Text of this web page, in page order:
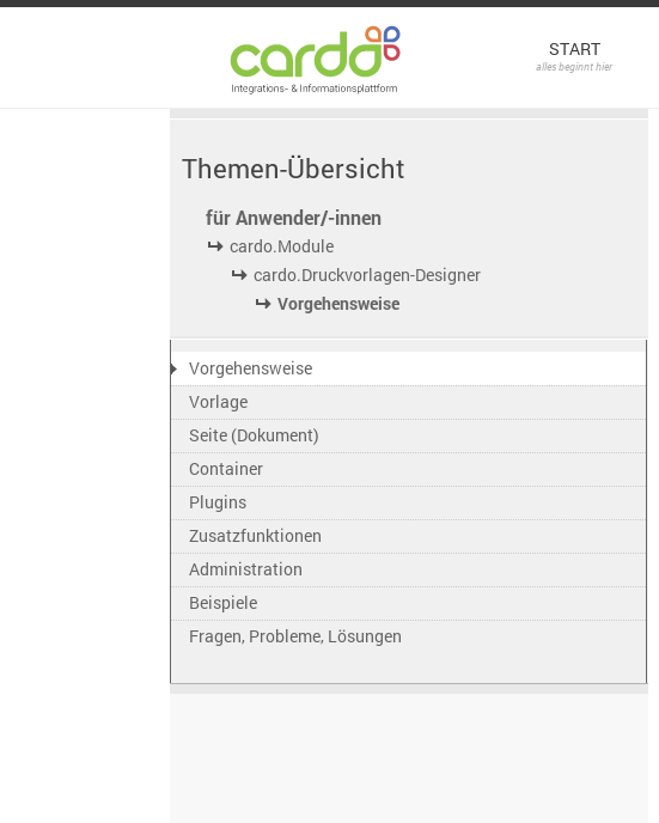
START
alles beginnt hier
Themen-Übersicht
für Anwender/-innen
cardo.Module
cardo.Druckvorlagen-Designer
Vorgehensweise
Vorgehensweise
Vorlage
Seite (Dokument)
Container
Plugins
Zusatzfunktionen
Administration
Beispiele
Fragen, Probleme, Lösungen